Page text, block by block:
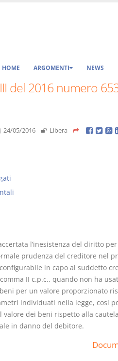
HOME ARGOMENTI NEWS
del 2016 numero
24/05/2016 Libera
l’inesistenza del diritto
prudenza del creditore nel
in capo al suddetto
II c.p.c., quando non ha
per un valore proporzionato
individuati nella legge, così
valore dei beni rispetto alla
in danno del debitore.
Uso e
Minussi
ebook€ 4,19
incl.)